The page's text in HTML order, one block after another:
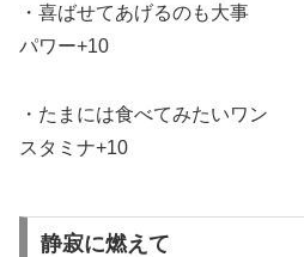
・喜ばせてあげるのも大事
パワー+10
・たまには食べてみたいワン
スタミナ+10
静寂に燃えて